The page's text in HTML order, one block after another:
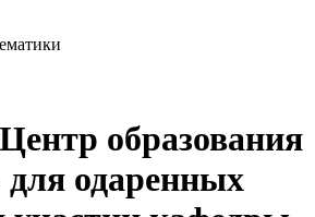
образования
одаренных